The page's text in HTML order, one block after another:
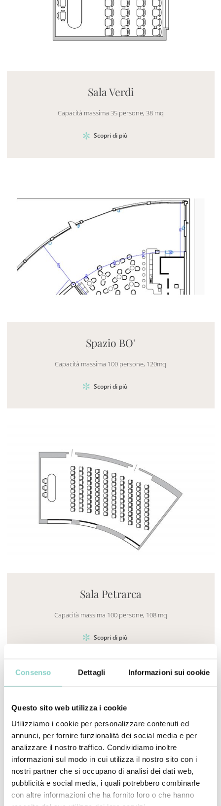
Consenso Dettagli Informazioni sui cookie
Questo sito web utilizza i cookie
Utilizziamo i cookie per personalizzare contenuti ed
annunci, per fornire funzionalità dei social media e per
analizzare il nostro traffico. Condividiamo inoltre
informazioni sul modo in cui utilizza il nostro sito con i
nostri partner che si occupano di analisi dei dati web,
pubblicità e social media, i quali potrebbero combinarle
con altre informazioni che ha fornito loro o che hanno
Sala Verdi
Capacità massima 35 persone, 38 mq
Scopri di più
Spazio BO'
Capacità massima 100 persone, 120mq
Scopri di più
Sala Petrarca
Capacità massima 100 persone, 108 mq
Scopri di più